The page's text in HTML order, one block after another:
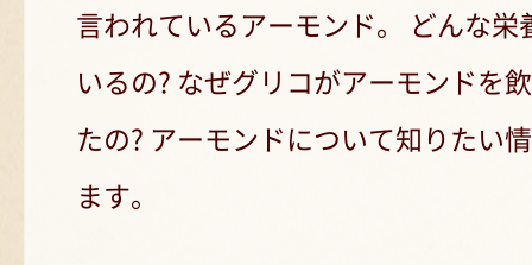
言われているアーモンド。
どんな栄
いるの? なぜグリコがアーモンドを
たの? アーモンドについて知りたい
ます。